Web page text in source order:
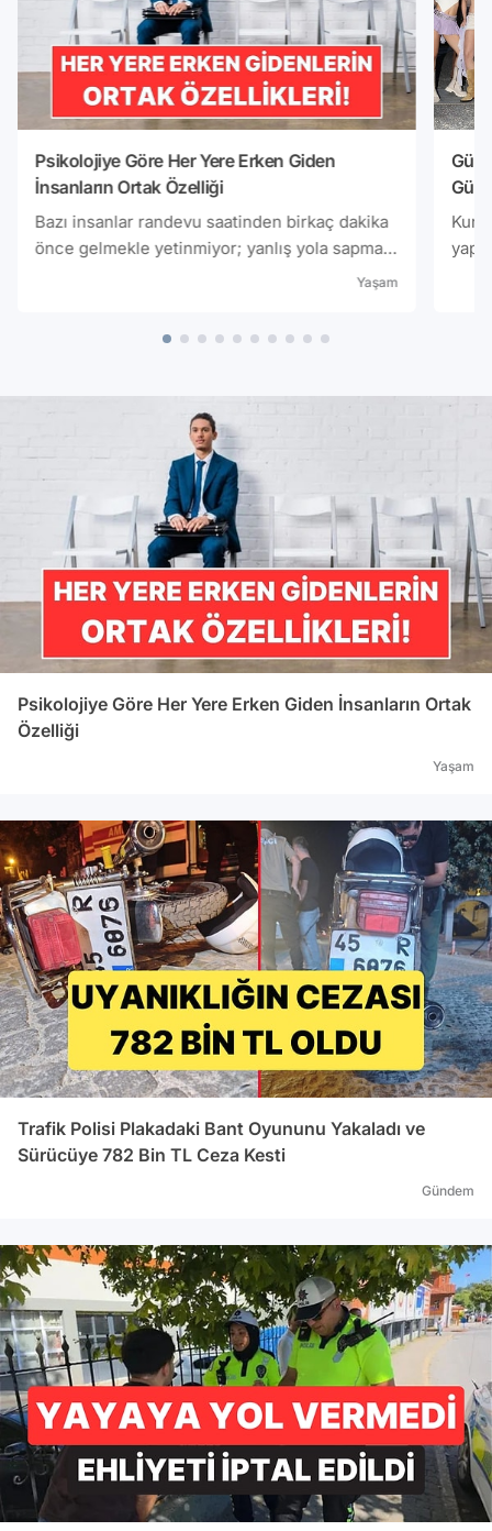
Psikolojiye Göre Her Yere Erken Giden
İnsanların Ortak Özelliği
Bazı insanlar randevu saatinden birkaç dakika
önce gelmekle yetinmiyor; yanlış yola sapma,
trafik veya beklenmedik bir aksilik ihtimaliniYaşam
Psikolojiye Göre Her Yere Erken Giden İnsanların Ortak
Özelliği
Yaşam
Trafik Polisi Plakadaki Bant Oyununu Yakaladı ve
Sürücüye 782 Bin TL Ceza Kesti
Gündem